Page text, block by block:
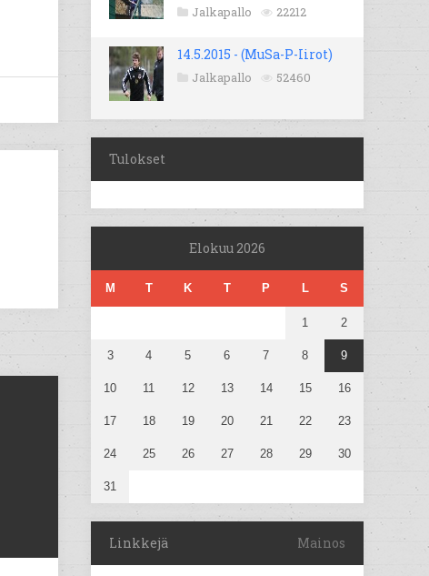
Jalkapallo 22212
14.5.2015 - (MuSa-P-Iirot)
Jalkapallo 52460
Tulokset
Elokuu 2026
M T K T P L S
1 2
3 4 5 6 7 8 9
10 11 12 13 14 15 16
17 18 19 20 21 22 23
24 25 26 27 28 29 30
31
Linkkejä Mainos